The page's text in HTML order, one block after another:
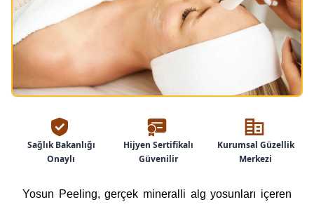
Sağlık Bakanlığı
Onaylı
Hijyen Sertifikalı
Güvenilir
Kurumsal Güzellik
Merkezi
Yosun Peeling, gerçek mineralli alg yosunları içeren